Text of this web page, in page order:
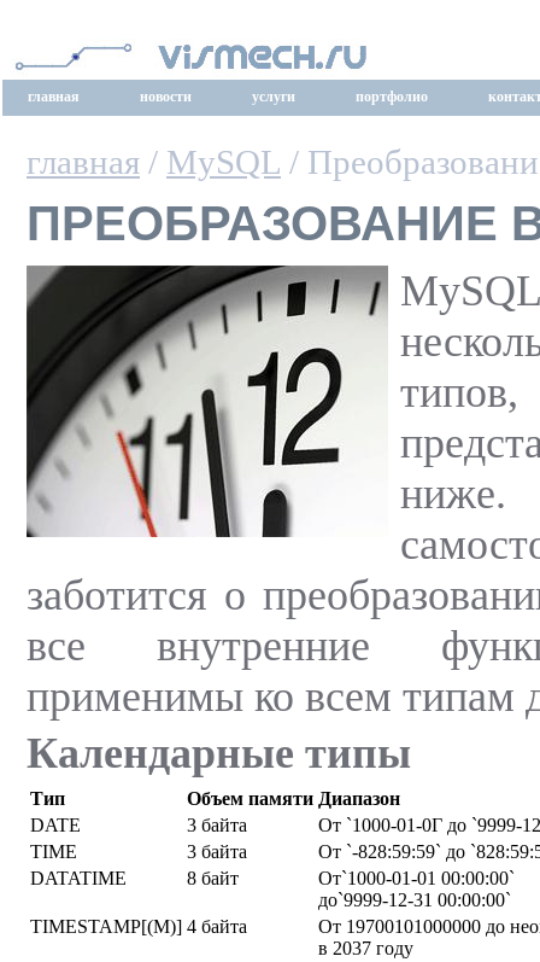
главная новости услуги портфолио
главная / MySQL /
ПРЕОБРАЗОВАНИЕ
заботится о
все внутренние
применимы ко всем типам
Календарные типы
Тип Объем памяти Диапазон
DATE
3 байта
От `1000-01-0Г до `9999-
TIME
3 байта
От `-828:59:59` до
DATATIME
8 байт
От`1000-01-01 00:00:00`
до`9999-12-31 00:00:00`
TIMESTAMP[(M)] 4 байта
От 19700101000000 до
в 2037 году